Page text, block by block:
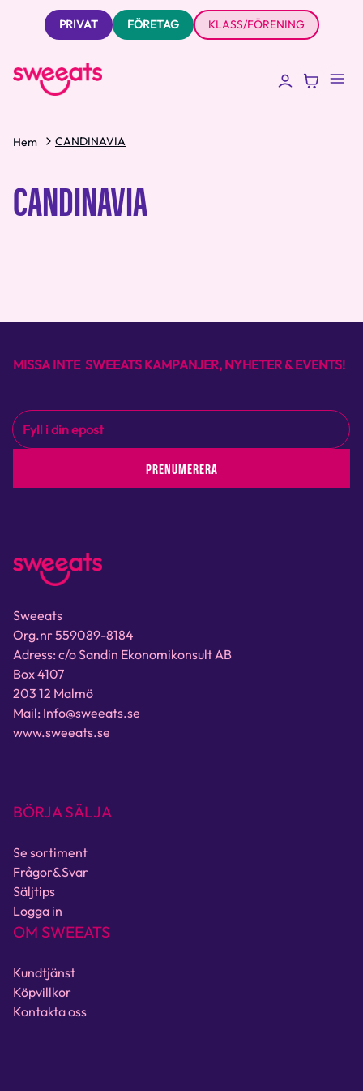
PRIVAT FÖRETAG KLASS/FÖRENING
Hem CANDINAVIA
CANDINAVIA
MISSA INTE SWEEATS KAMPANJER, NYHETER & EVENTS!
PRENUMERERA
Sweeats
Org.nr 559089-8184
Adress: c/o Sandin Ekonomikonsult AB
Box 4107
203 12 Malmö
Mail: Info@sweeats.se
www.sweeats.se
BÖRJA SÄLJA
Se sortiment
Frågor&Svar
Säljtips
Logga in
OM SWEEATS
Kundtjänst
Köpvillkor
Kontakta oss